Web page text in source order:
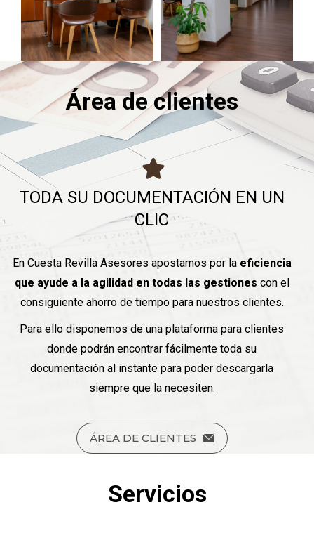
Área de clientes
TODA SU DOCUMENTACIÓN EN UN
CLIC
En Cuesta Revilla Asesores apostamos por la eficiencia
que ayude a la agilidad en todas las gestiones con el
consiguiente ahorro de tiempo para nuestros clientes.
Para ello disponemos de una plataforma para clientes
donde podrán encontrar fácilmente toda su
documentación al instante para poder descargarla
siempre que la necesiten.
ÁREA DE CLIENTES
Servicios